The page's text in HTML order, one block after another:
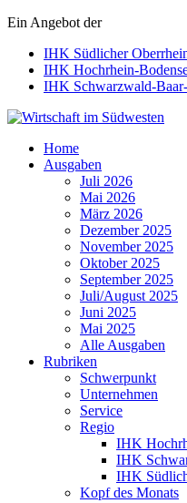
Ein Angebot der
IHK Südlicher
IHK Hochrhein-
IHK Schwarzwald-
Wirtschaft im Südwesten
Home
Ausgaben
Juli 2026
Mai 2026
März 2026
Dezember 2025
November 2025
Oktober 2025
September 2025
Juli/August 2025
Juni 2025
Mai 2025
Alle Ausgaben
Rubriken
Schwerpunkt
Unternehmen
Service
Regio
IHK
IHK
IHK
Kopf des Monats